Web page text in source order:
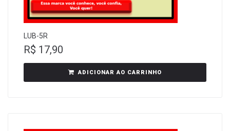
LUB-5R
R$ 17,90
ADICIONAR AO CARRINHO